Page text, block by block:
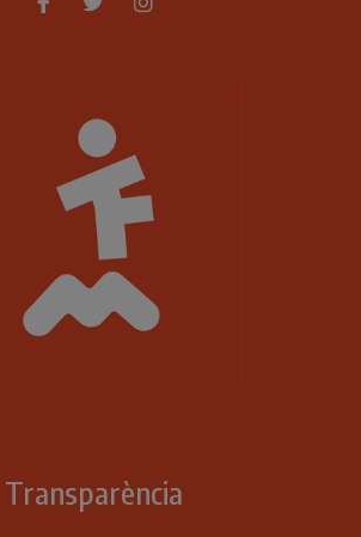
Transparència